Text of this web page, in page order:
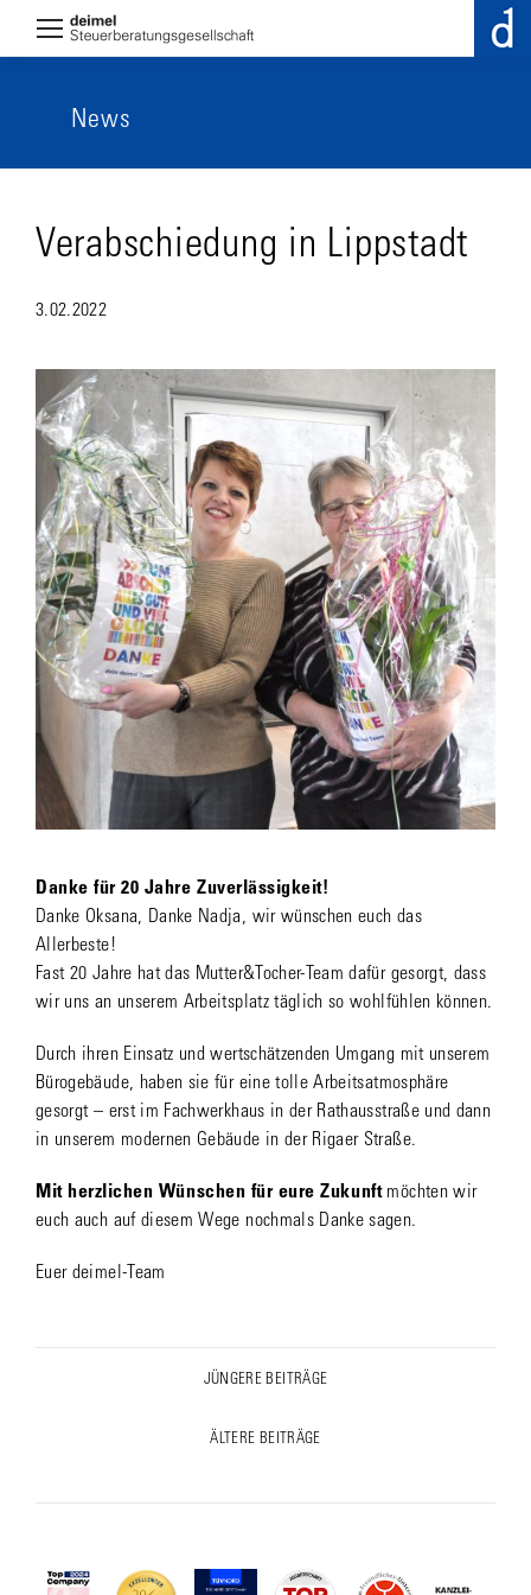
News
Verabschiedung in Lippstadt
3.02.2022
Danke für 20 Jahre Zuverlässigkeit!
Danke Oksana, Danke Nadja, wir wünschen euch das
Allerbeste!
Fast 20 Jahre hat das Mutter&Tocher-Team dafür gesorgt, dass
wir uns an unserem Arbeitsplatz täglich so wohlfühlen können.
Durch ihren Einsatz und wertschätzenden Umgang mit unserem
Bürogebäude, haben sie für eine tolle Arbeitsatmosphäre
gesorgt – erst im Fachwerkhaus in der Rathausstraße und dann
in unserem modernen Gebäude in der Rigaer Straße.
Mit herzlichen Wünschen für eure Zukunftmöchten wir
euch auch auf diesem Wege nochmals Danke sagen.
Euer deimel-Team
JÜNGERE BEITRÄGE
ÄLTERE BEITRÄGE